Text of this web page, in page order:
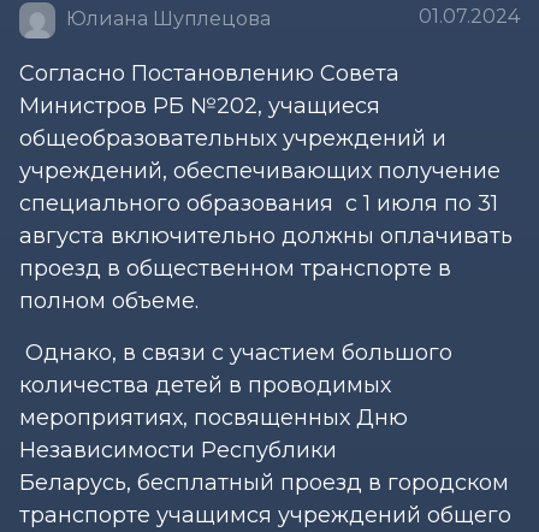
Юлиана Шуплецова 01.07.2024
Согласно Постановлению Совета
Министров РБ №202, учащиеся
общеобразовательных учреждений и
учреждений, обеспечивающих получение
специального образования с 1 июля по 31
августа включительно должны оплачивать
проезд в общественном транспорте в
полном объеме.
Однако, в связи с участием большого
количества детей в проводимых
мероприятиях, посвященных Дню
Независимости Республики
Беларусь, бесплатный проезд в городском
транспорте учащимся учреждений общего